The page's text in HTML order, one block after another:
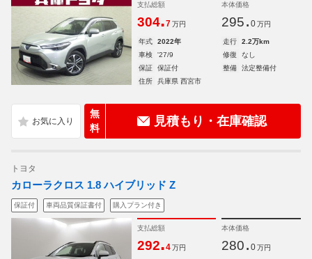
支払総額
304.7 万円
本体価格
295. 0 万円
年式 2022年 走行
2.2万km
車検
'27/9 修復
なし
保証
保証付 整備
法定整備付
住所
兵庫県 西宮市
無
料
見積もり・在庫確認
トヨタ
カローラクロス 1.8 ハイブリッド Z
保証付 車両品質保証書付 購入プラン付き
支払総額
292.4 万円
本体価格
280. 0 万円